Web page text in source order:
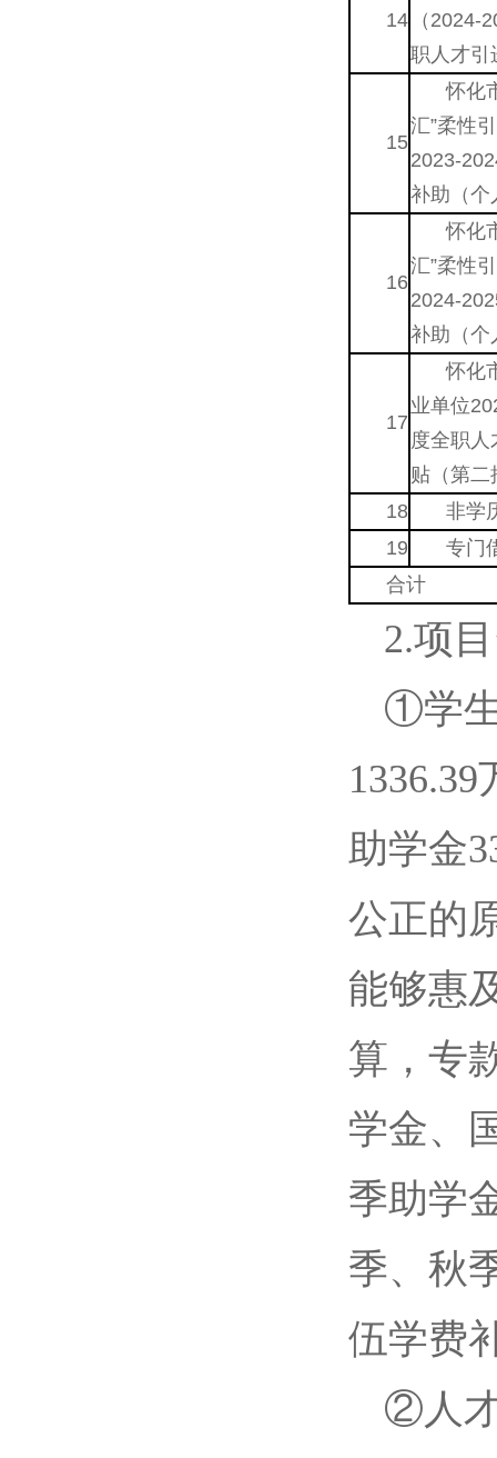
14 （2024-
职人才引
15
怀化
汇”柔性
2023-
补助（个
16
怀化
汇”柔性
2024-
补助（个
17
怀化
业单位
度全职人
贴（第二
18
非学
19
专门
合计
2.项
①学
助学金
公正的
能够惠
算，专
学金、
季助学
季、秋
伍学费
②人才